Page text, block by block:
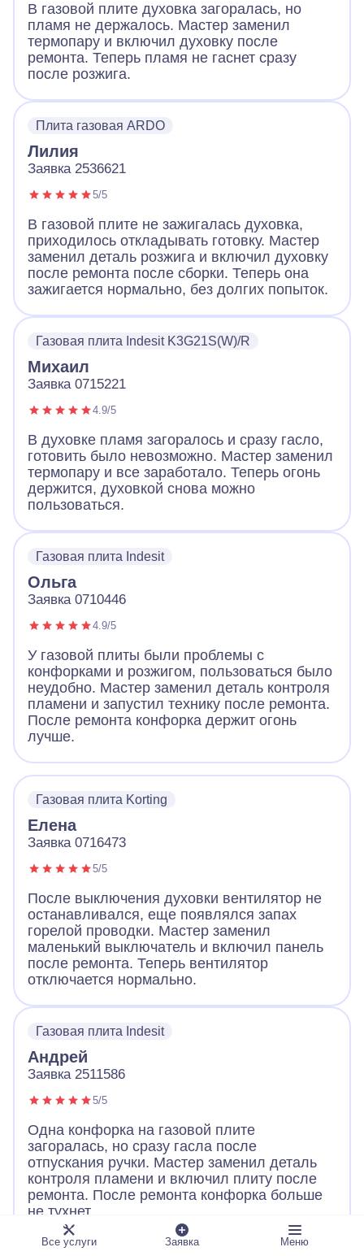
В газовой плите духовка загоралась, но
пламя не держалось. Мастер заменил
термопару и включил духовку после
ремонта. Теперь пламя не гаснет сразу
после розжига.
Плита газовая ARDO
Лилия
Заявка 2536621
5/5
В газовой плите не зажигалась духовка,
приходилось откладывать готовку. Мастер
заменил деталь розжига и включил духовку
после ремонта после сборки. Теперь она
зажигается нормально, без долгих попыток.
Газовая плита Indesit K3G21S(W)/R
Михаил
Заявка 0715221
4.9/5
В духовке пламя загоралось и сразу гасло,
готовить было невозможно. Мастер заменил
термопару и все заработало. Теперь огонь
держится, духовкой снова можно
пользоваться.
Газовая плита Indesit
Ольга
Заявка 0710446
4.9/5
У газовой плиты были проблемы с
конфорками и розжигом, пользоваться было
неудобно. Мастер заменил деталь контроля
пламени и запустил технику после ремонта.
После ремонта конфорка держит огонь
лучше.
Газовая плита Korting
Елена
Заявка 0716473
5/5
После выключения духовки вентилятор не
останавливался, еще появлялся запах
горелой проводки. Мастер заменил
маленький выключатель и включил панель
после ремонта. Теперь вентилятор
отключается нормально.
Газовая плита Indesit
Андрей
Заявка 2511586
5/5
Одна конфорка на газовой плите
загоралась, но сразу гасла после
отпускания ручки. Мастер заменил деталь
контроля пламени и включил плиту после
ремонта. После ремонта конфорка больше
не тухнет.
Все услуги Заявка Меню